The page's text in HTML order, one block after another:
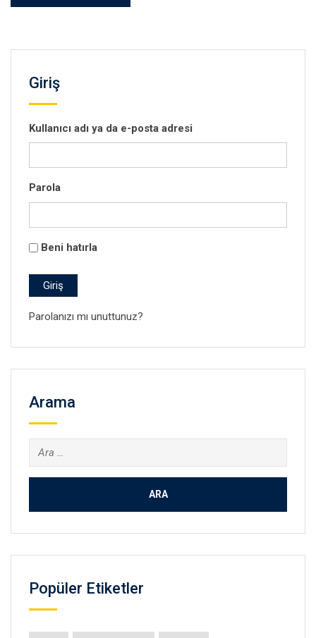
Giriş
Kullanıcı adı ya da e-posta adresi
Parola
Beni hatırla
Giriş
Parolanızı mı unuttunuz?
Arama
Arama:
Popüler Etiketler